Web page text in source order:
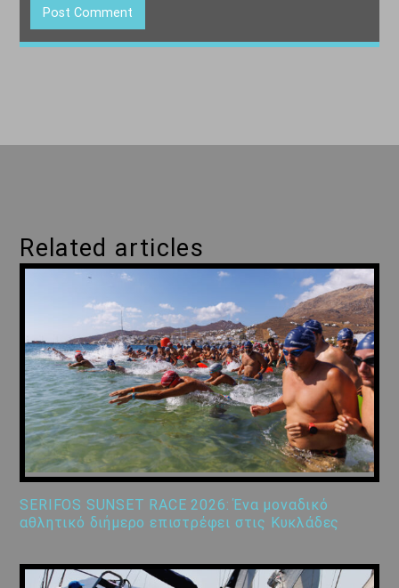
Related articles
SERIFOS SUNSET RACE 2026: Ένα μοναδικό
αθλητικό διήμερο επιστρέφει στις Κυκλάδες